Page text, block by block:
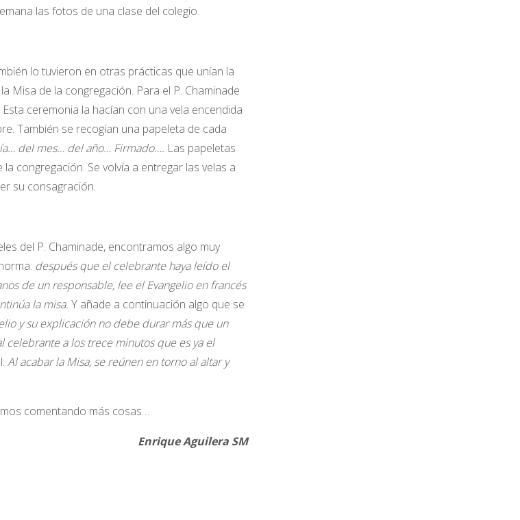
las fotos de una clase del colegio.
lo tuvieron en otras prácticas que unían la
Misa de la congregación. Para el P. Chaminade
ceremonia la hacían con una vela encendida
También se recogían una papeleta de cada
del mes… del año… Firmado…. Las papeletas
congregación. Se volvía a entregar las velas a
su consagración.
del P. Chaminade, encontramos algo muy
después que el celebrante haya leído el
de un responsable, lee el Evangelio en francés
la misa. Y añade a continuación algo que se
y su explicación no debe durar más que un
celebrante a los trece minutos que es ya el
Al acabar la Misa, se reúnen en torno al altar y
comentando más cosas…
Aguilera SM